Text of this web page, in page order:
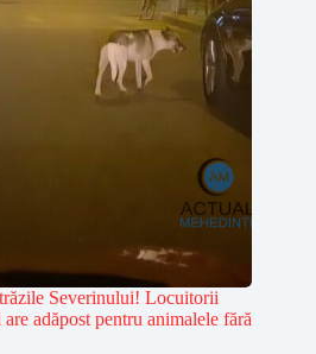
Severinului! Locuitorii
adăpost pentru animalele fără